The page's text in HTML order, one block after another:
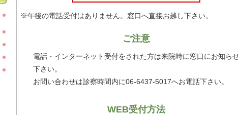
※午後の電話受付はありません。窓口へ直接お越し下さい。
ご注意
電話・インターネット受付をされた方は来院時に窓口にお知ら
下さい。
お問い合わせは診察時間内に06-6437-5017へお電話下さい。
WEB受付方法